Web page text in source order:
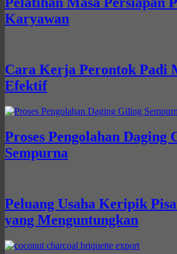
Karyawan
Cara Kerja Perontok Padi
Efektif
Proses Pengolahan Daging
Sempurna
Peluang Usaha Keripik
yang Menguntungkan